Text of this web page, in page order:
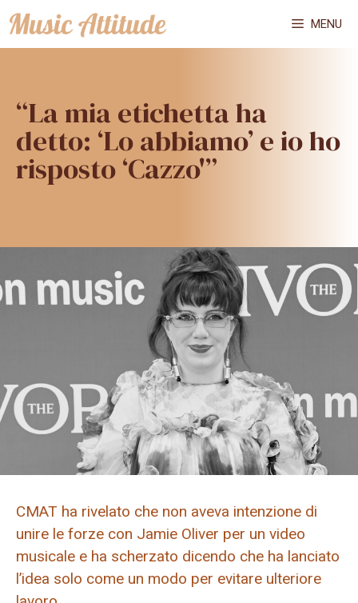
Vai
al
MENU
“La mia etichetta ha
detto: ‘Lo abbiamo’ e io ho
risposto ‘Cazzo'”
CMAT ha rivelato che non aveva intenzione di
unire le forze con Jamie Oliver per un video
musicale e ha scherzato dicendo che ha lanciato
l’idea solo come un modo per evitare ulteriore